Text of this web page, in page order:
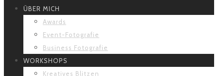
ÜBER MICH
Awards
Event-Fotografie
Business Fotografie
WORKSHOPS
Kreatives Blitzen